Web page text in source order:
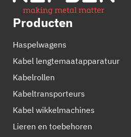
Producten
Haspelwagens
Kabel lengtemaatapparatuur
Kabelrollen
Kabeltransporteurs
Kabel wikkelmachines
Lieren en toebehoren